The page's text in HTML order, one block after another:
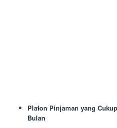
Plafon Pinjaman yang
Bulan